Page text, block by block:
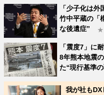
「少子化は外
竹中平蔵の「
な後遺症”
★
「震度7」に
8年熊本地震
た“現行基準
我が社も